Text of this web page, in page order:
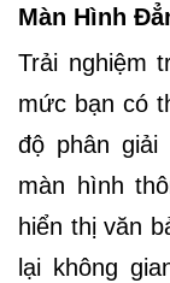
Màn Hình
Trải nghiệm
mức bạn có
độ phân giải
màn hình
hiển thị văn
lại không